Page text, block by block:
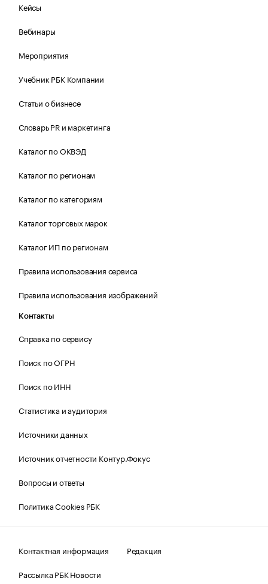
Кейсы
Вебинары
Мероприятия
Учебник РБК Компании
Статьи о бизнесе
Словарь PR и маркетинга
Каталог по ОКВЭД
Каталог по регионам
Каталог по категориям
Каталог торговых марок
Каталог ИП по регионам
Правила использования сервиса
Правила использования изображений
Контакты
Справка по сервису
Поиск по ОГРН
Поиск по ИНН
Статистика и аудитория
Источники данных
Источник отчетности Контур.Фокус
Вопросы и ответы
Политика Cookies РБК
Контактная информация
Редакция
Рассылка РБК Новости